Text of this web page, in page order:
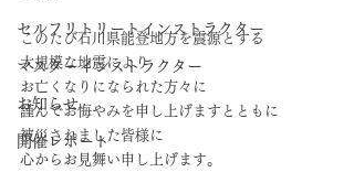
セルフリトリートインストラクター
マスターインストラクター
お知らせ
開催レポート
このたび石川県能登地方を震源とする
大規模な地震により
お亡くなりになられた方々に
謹んでお悔やみを申し上げますとともに
被災されました皆様に
心からお見舞い申し上げます。